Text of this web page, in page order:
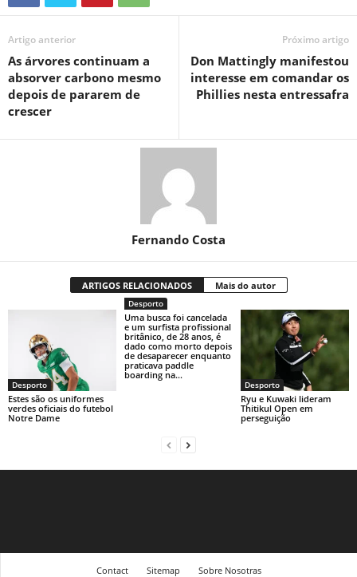
Artigo anterior
As árvores continuam a
absorver carbono mesmo
depois de pararem de
crescer
Próximo artigo
Don Mattingly manifestou
interesse em comandar os
Phillies nesta entressafra
Fernando Costa
ARTIGOS RELACIONADOS Mais do autor
Desporto
Estes são os uniformes
verdes oficiais do futebol
Notre Dame
Desporto
Uma busca foi cancelada
e um surfista profissional
britânico, de 28 anos, é
dado como morto depois
de desaparecer enquanto
praticava paddle
boarding na...
Desporto
Ryu e Kuwaki lideram
Thitikul Open em
perseguição
Contact Sitemap Sobre Nosotras